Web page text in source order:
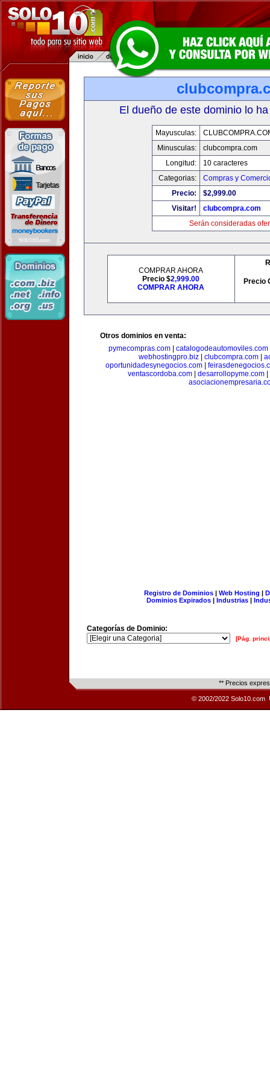
El dueño de este dominio lo
Mayusculas:
Minusculas:
clubcompra.com
Longitud:
10 caracteres
Categorias:
Compras y
Precio:
$2,999.00
Visitar!
clubcompra.com
Serán consideradas
COMPRAR AHORA
Precio $2,999.00
COMPRAR AHORA
Precio
Otros dominios en venta:
pymecompras.com| catalogodeautomoviles.com
webhostingpro.biz| clubcompra.com|
oportunidadesynegocios.com|
ventascordoba.com| desarrollopyme.com|
Registro de Dominios| Web Hosting |
Dominios Expirados | Industrias |
Categorías de Dominio:
[Pág.
** Precios
© 2002/2022 Solo10.com